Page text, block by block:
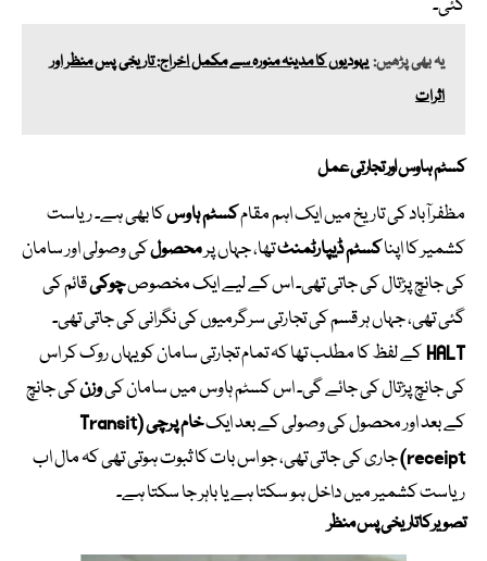
گئی۔
یہ بھی پڑھیں:یہودیوں کا مدینہ منورہ سے مکمل اخراج: تاریخی پس منظر اور
اثرات
کسٹم ہاوس اور تجارتی عمل
مظفرآباد کی تاریخ میں ایک اہم مقامکسٹم ہاوسکا بھی ہے۔ ریاست
کشمیر کا اپناکسٹم ڈیپارٹمنٹتھا، جہاں پرمحصولکی وصولی اور سامان
کی جانچ پڑتال کی جاتی تھی۔ اس کے لیے ایک مخصوصچوکیقائم کی
گئی تھی، جہاں ہر قسم کی تجارتی سرگرمیوں کی نگرانی کی جاتی تھی۔
HALT کے لفظ کا مطلب تھا کہ تمام تجارتی سامان کو یہاں روک کر اس
کی جانچ پڑتال کی جائے گی۔ اس کسٹم ہاوس میں سامان کیوزنکی جانچ
کے بعد اور محصول کی وصولی کے بعد ایک
خام پرچی (Transit
receipt) جاری کی جاتی تھی، جو اس بات کا ثبوت ہوتی تھی کہ مال اب
ریاست کشمیر میں داخل ہو سکتا ہے یا باہر جا سکتا ہے۔
تصویر کا تاریخی پس منظر